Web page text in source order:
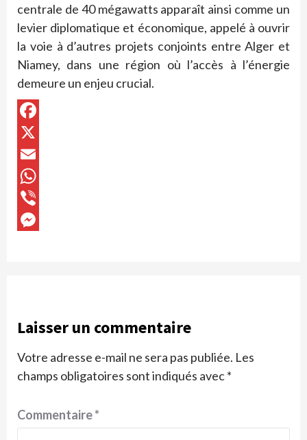
centrale de 40 mégawatts apparaît ainsi comme un
levier diplomatique et économique, appelé à ouvrir
la voie à d’autres projets conjoints entre Alger et
Niamey, dans une région où l’accès à l’énergie
demeure un enjeu crucial.
Laisser un commentaire
Votre adresse e-mail ne sera pas publiée. Les
champs obligatoires sont indiqués avec*
Commentaire*